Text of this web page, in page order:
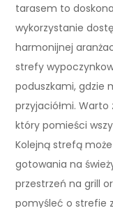
tarasem to
wykorzystanie
harmonijnej
strefy
poduszkami, gdzie
przyjaciółmi. Warto
który pomieści
Kolejną strefą
gotowania na
przestrzeń na grill
pomyśleć o strefie